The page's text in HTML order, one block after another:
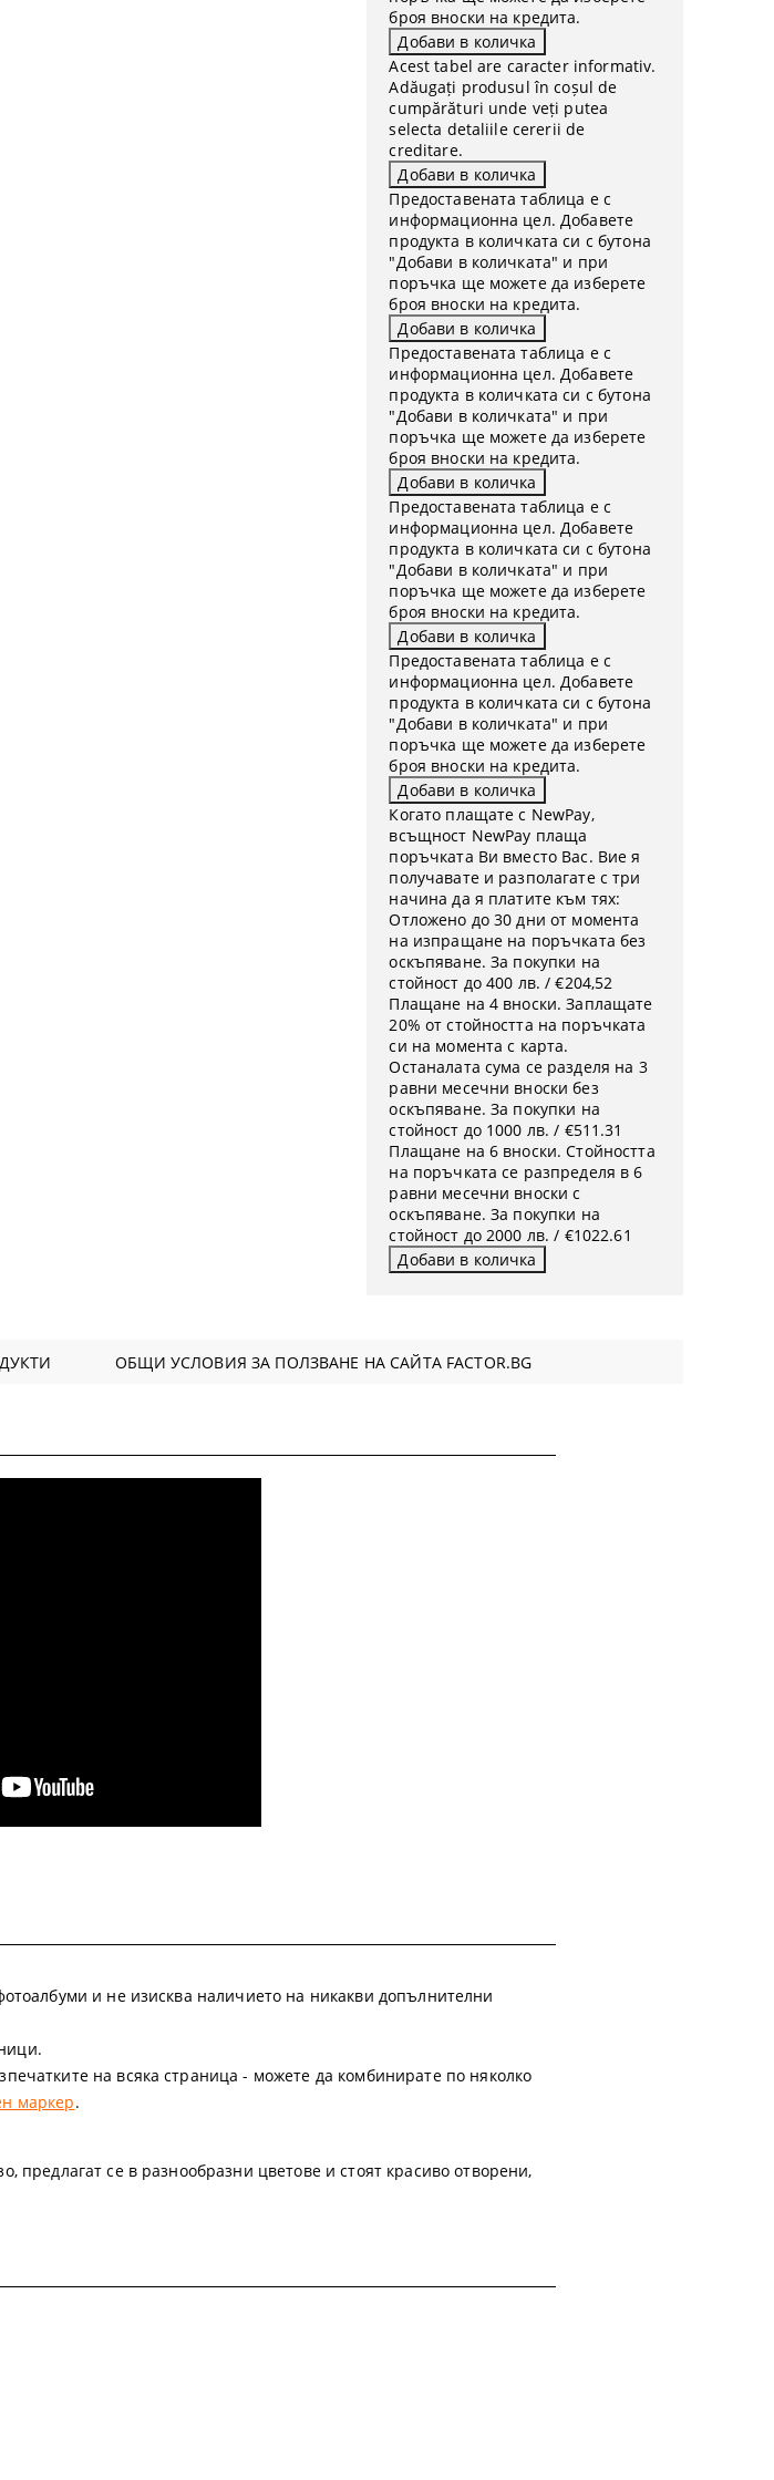
броя вноски на кредита.
Acest tabel are caracter informativ.
Adăugați produsul în coșul de
cumpărături unde veți putea
selecta detaliile cererii de
creditare.
Предоставената таблица е с
информационна цел. Добавете
продукта в количката си с бутона
"Добави в количката" и при
поръчка ще можете да изберете
броя вноски на кредита.
Предоставената таблица е с
информационна цел. Добавете
продукта в количката си с бутона
"Добави в количката" и при
поръчка ще можете да изберете
броя вноски на кредита.
Предоставената таблица е с
информационна цел. Добавете
продукта в количката си с бутона
"Добави в количката" и при
поръчка ще можете да изберете
броя вноски на кредита.
Предоставената таблица е с
информационна цел. Добавете
продукта в количката си с бутона
"Добави в количката" и при
поръчка ще можете да изберете
броя вноски на кредита.
Когато плащате с NewPay,
всъщност NewPay плаща
поръчката Ви вместо Вас. Вие я
получавате и разполагате с три
начина да я платите към тях:
Отложено до 30 дни от момента
на изпращане на поръчката без
оскъпяване. За покупки на
стойност до 400 лв. / €204,52
Плащане на 4 вноски. Заплащате
20% от стойността на поръчката
си на момента с карта.
Останалата сума се разделя на 3
равни месечни вноски без
оскъпяване. За покупки на
стойност до 1000 лв. / €511.31
Плащане на 6 вноски. Стойността
на поръчката се разпределя в 6
равни месечни вноски с
оскъпяване. За покупки на
стойност до 2000 лв. / €1022.61
ОБЩИ УСЛОВИЯ ЗА ПОЛЗВАНЕ НА САЙТА FACTOR.BG
и не изисква наличието на никакви допълнителни
на всяка страница - можете да комбинирате по няколко
маркер.
предлагат се в разнообразни цветове и стоят красиво отворени,